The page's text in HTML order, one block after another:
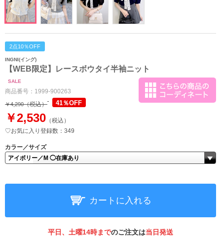
2点10％OFF
INGNI(イング)
【WEB限定】レースボウタイ半袖ニット
SALE
商品番号： 1999-900263
￥4,290（税込） 41％OFF
￥2,530 （税込）
♡お気に入り登録数：349
カラー／サイズ
カートに入れる
平日、土曜14時までのご注文は当日発送